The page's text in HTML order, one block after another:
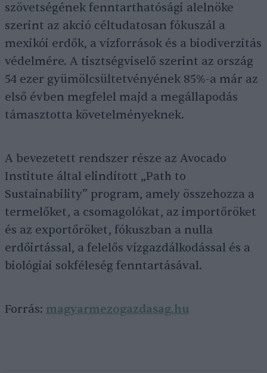
szövetségének fenntarthatósági alelnöke
szerint az akció céltudatosan fókuszál a
mexikói erdők, a vízforrások és a biodiverzitás
védelmére. A tisztségviselő szerint az ország
54 ezer gyümölcsültetvényének 85%-a már az
első évben megfelel majd a megállapodás
támasztotta követelményeknek.
A bevezetett rendszer része az Avocado
Institute által elindított „Path to
Sustainability” program, amely összehozza a
termelőket, a csomagolókat, az importőröket
és az exportőröket, fókuszban a nulla
erdőirtással, a felelős vízgazdálkodással és a
biológiai sokféleség fenntartásával.
Forrás: magyarmezogazdasag.hu